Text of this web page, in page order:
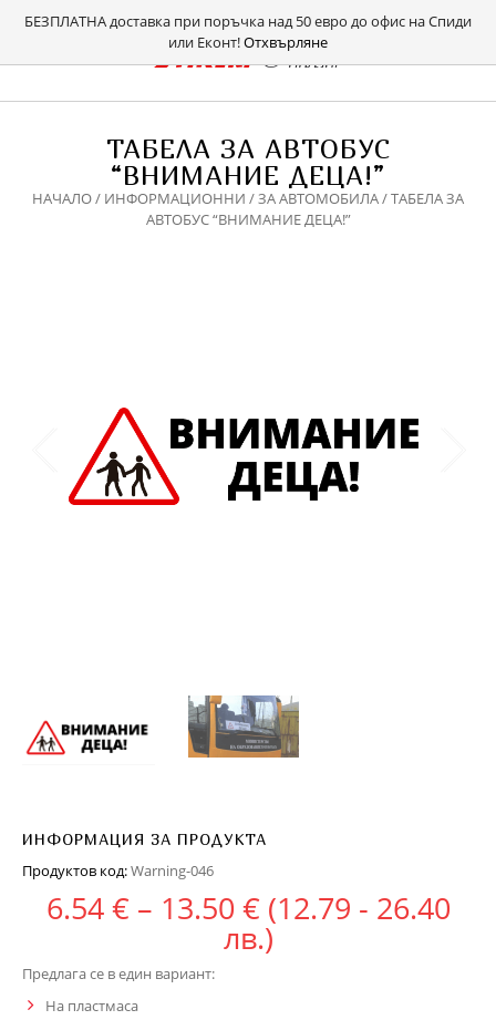
БЕЗПЛАТНА доставка при поръчка над 50 евро до офис на Спиди
или Еконт!Отхвърляне
ТАБЕЛА ЗА АВТОБУС
“ВНИМАНИЕ ДЕЦА!”
НАЧАЛО/ ИНФОРМАЦИОННИ /ЗА АВТОМОБИЛА/ ТАБЕЛА ЗА
АВТОБУС “ВНИМАНИЕ ДЕЦА!”
ИНФОРМАЦИЯ ЗА ПРОДУКТА
Продуктов код:Warning-046
6.54€ – 13.50 €Price range:
(12.79 - 26.40
лв.)
Предлага се в един вариант:
На пластмаса